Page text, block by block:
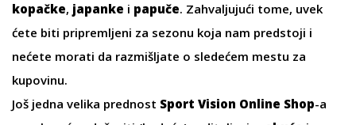
kopačke, japanke i papuče. Zahvaljujući tome, uvek
ćete biti pripremljeni za sezonu koja nam predstoji i
nećete morati da razmišljate o sledećem mestu za
kupovinu.
Još jedna velika prednost Sport Vision Online Shop-a